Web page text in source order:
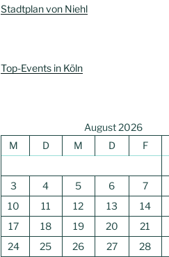
Stadtplan von Niehl
Top-Events in Köln
August 2026
M
D M D F
3
4 5 6 7
10
11 12 13 14
17
18 19 20 21
24
25 26 27 28